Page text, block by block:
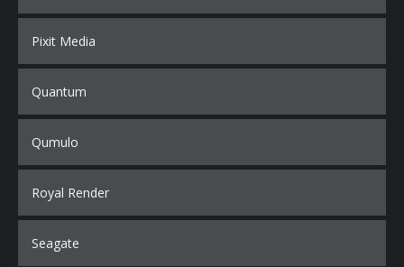
Pixit Media
Quantum
Qumulo
Royal Render
Seagate